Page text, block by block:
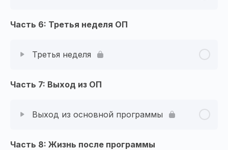
Часть 6: Третья неделя ОП
Третья неделя
Часть 7: Выход из ОП
Выход из основной программы
Часть 8: Жизнь после программы